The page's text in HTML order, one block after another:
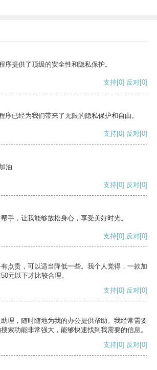
序提供了顶级的安全性和隐私保护。
支持[0] 反对[0]
序已经为我们带来了无限的隐私保护和自由。
支持[0] 反对[0]
油
支持[0] 反对[0]
手，让我能够放松身心，享受美好时光。
支持[0] 反对[0]
点贵，可以适当降低一些。我个人觉得，一款加
元以下才比较合理。
支持[0] 反对[0]
理，随时随地为我的办公提供帮助。我经常需要
索功能非常强大，能够快速找到我需要的信息。
支持[0] 反对[0]